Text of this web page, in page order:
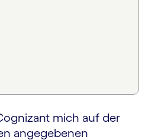
mich auf der
angegebenen